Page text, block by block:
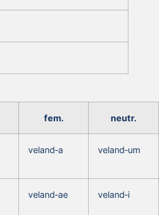
fem. neutr.
veland‑a veland‑um
veland‑ae veland‑i